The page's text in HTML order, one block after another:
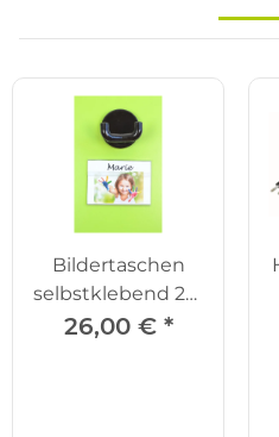
Bildertaschen
selbstklebend 25-
tlg.
26,00 € *